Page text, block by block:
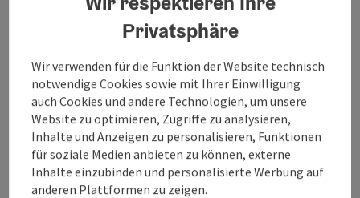
der Restaurants genossen werden.
Privatsphäre
Wir verwenden für die Funktion der Website technisch
notwendige Cookies sowie mit Ihrer Einwilligung
auch Cookies und andere Technologien, um unsere
Website zu optimieren, Zugriffe zu analysieren,
Inhalte und Anzeigen zu personalisieren, Funktionen
für soziale Medien anbieten zu können, externe
Inhalte einzubinden und personalisierte Werbung auf
anderen Plattformen zu zeigen.